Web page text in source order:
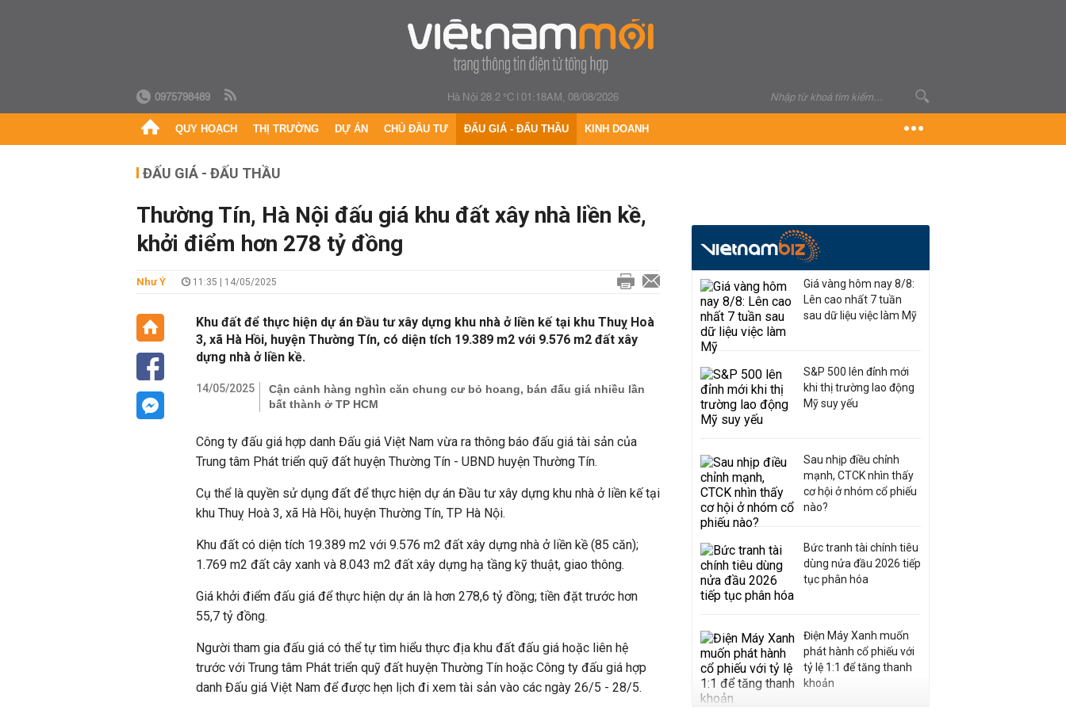
0975798489 Hà Nội 28.2 °C|01:18AM, 08/08/2026
QUY HOẠCH THỊ TRƯỜNG DỰ ÁN CHỦ ĐẦU TƯ ĐẤU GIÁ - ĐẤU THẦU KINH DOANH
ĐẤU GIÁ - ĐẤU THẦU
Thường Tín, Hà Nội đấu giá khu đất xây nhà liền kề,
khởi điểm hơn 278 tỷ đồng
Như Ý 11:35 | 14/05/2025
Khu đất để thực hiện dự án Đầu tư xây dựng khu nhà ở liền kế tại khu Thuỵ Hoà
3, xã Hà Hồi, huyện Thường Tín, có diện tích 19.389 m2 với 9.576 m2 đất xây
dựng nhà ở liền kề.
14/05/2025
Cận cảnh hàng nghìn căn chung cư bỏ hoang, bán đấu giá nhiều lần
bất thành ở TP HCM
Công ty đấu giá hợp danh Đấu giá Việt Nam vừa ra thông báo đấu giá tài sản của
Trung tâm Phát triển quỹ đất huyện Thường Tín - UBND huyện Thường Tín.
Cụ thể là quyền sử dụng đất để thực hiện dự án Đầu tư xây dựng khu nhà ở liền kế tại
khu Thuỵ Hoà 3, xã Hà Hồi, huyện Thường Tín, TP Hà Nội.
Khu đất có diện tích 19.389 m2 với 9.576 m2 đất xây dựng nhà ở liền kề (85 căn);
1.769 m2 đất cây xanh và 8.043 m2 đất xây dựng hạ tầng kỹ thuật, giao thông.
Giá khởi điểm đấu giá để thực hiện dự án là hơn 278,6 tỷ đồng; tiền đặt trước hơn
55,7 tỷ đồng.
Người tham gia đấu giá có thể tự tìm hiểu thực địa khu đất đấu giá hoặc liên hệ
trước với Trung tâm Phát triển quỹ đất huyện Thường Tín hoặc Công ty đấu giá hợp
danh Đấu giá Việt Nam để được hẹn lịch đi xem tài sản vào các ngày 26/5 - 28/5.
Giá vàng hôm nay 8/8:
Lên cao nhất 7 tuần
sau dữ liệu việc làm Mỹ
S&P 500 lên đỉnh mới
khi thị trường lao động
Mỹ suy yếu
Sau nhịp điều chỉnh
mạnh, CTCK nhìn thấy
cơ hội ở nhóm cổ phiếu
nào?
Bức tranh tài chính tiêu
dùng nửa đầu 2026 tiếp
tục phân hóa
Điện Máy Xanh muốn
phát hành cổ phiếu với
tỷ lệ 1:1 để tăng thanh
khoản